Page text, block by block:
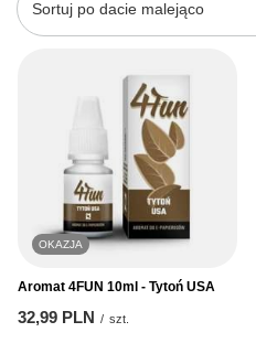
Zmień sortowanie
Sortuj po dacie malejąco
OKAZJA
Aromat 4FUN 10ml - Tytoń USA
32,99 PLN / szt.